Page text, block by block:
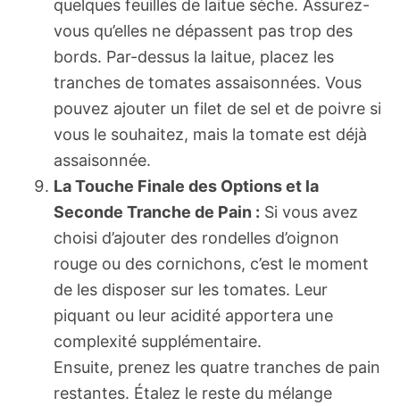
quelques feuilles de laitue sèche. Assurez-
vous qu’elles ne dépassent pas trop des
bords. Par-dessus la laitue, placez les
tranches de tomates assaisonnées. Vous
pouvez ajouter un filet de sel et de poivre si
vous le souhaitez, mais la tomate est déjà
assaisonnée.
La Touche Finale des Options et la
Seconde Tranche de Pain : Si vous avez
choisi d’ajouter des rondelles d’oignon
rouge ou des cornichons, c’est le moment
de les disposer sur les tomates. Leur
piquant ou leur acidité apportera une
complexité supplémentaire.
Ensuite, prenez les quatre tranches de pain
restantes. Étalez le reste du mélange